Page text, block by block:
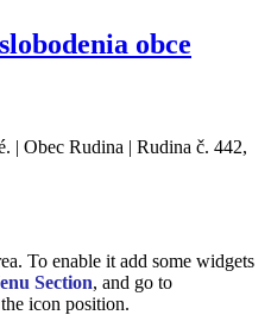
obce
| Obec Rudina | Rudina č. 442,
To enable it add some widgets
Section, and go to
icon position.